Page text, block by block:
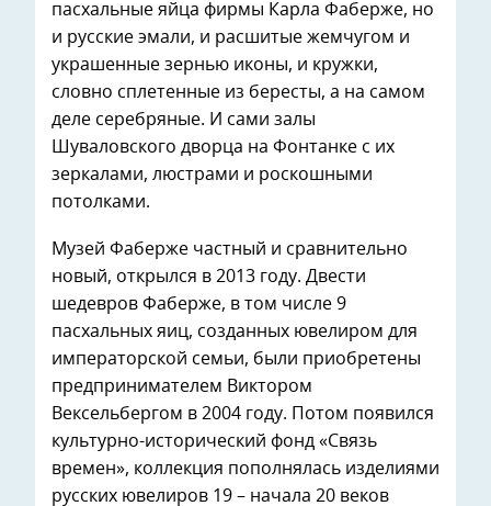
пасхальные яйца фирмы Карла Фаберже, но
и русские эмали, и расшитые жемчугом и
украшенные зернью иконы, и кружки,
словно сплетенные из бересты, а на самом
деле серебряные. И сами залы
Шуваловского дворца на Фонтанке с их
зеркалами, люстрами и роскошными
потолками.
Музей Фаберже частный и сравнительно
новый, открылся в 2013 году. Двести
шедевров Фаберже, в том числе 9
пасхальных яиц, созданных ювелиром для
императорской семьи, были приобретены
предпринимателем Виктором
Вексельбергом в 2004 году. Потом появился
культурно-исторический фонд «Связь
времен», коллекция пополнялась изделиями
русских ювелиров 19 – начала 20 веков